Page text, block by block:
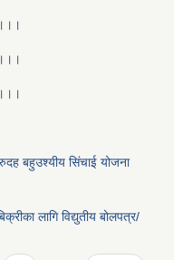
बहुउश्यीय सिंचाई योजना
लागि विद्युतीय बोलपत्र/